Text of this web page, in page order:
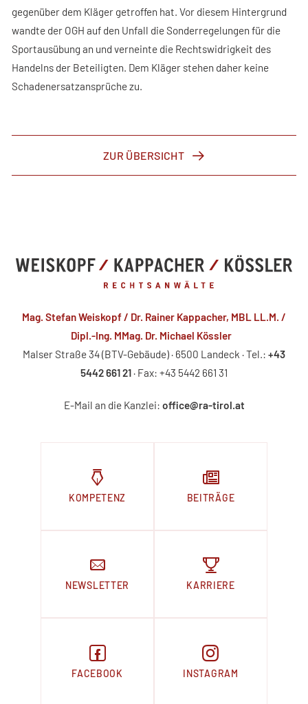
gegenüber dem Kläger getroffen hat. Vor diesem Hintergrund
wandte der OGH auf den Unfall die Sonderregelungen für die
Sportausübung an und verneinte die Rechtswidrigkeit des
Handelns der Beteiligten. Dem Kläger stehen daher keine
Schadenersatzansprüche zu.
ZUR ÜBERSICHT
Mag. Stefan Weiskopf / Dr. Rainer Kappacher, MBL LL.M. /
Dipl.-Ing. MMag. Dr. Michael Kössler
Malser Straße 34 (BTV-Gebäude) · 6500 Landeck · Tel.: +43
5442 661 21 · Fax: +43 5442 661 31
E-Mail an die Kanzlei: office@ra-tirol.at
KOMPETENZ BEITRÄGE
NEWSLETTER KARRIERE
FACEBOOK INSTAGRAM